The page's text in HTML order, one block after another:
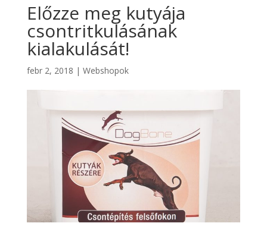
Előzze meg kutyája
csontritkulásának
kialakulását!
febr 2, 2018 | Webshopok